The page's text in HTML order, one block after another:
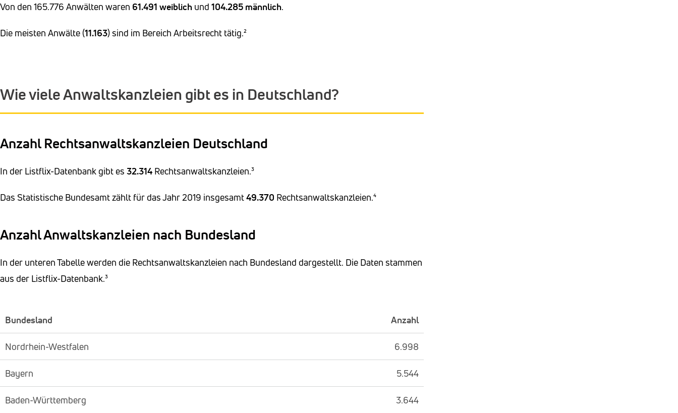
Von den 165.776 Anwälten waren 61.491 weiblich und 104.285 männlich.
Die meisten Anwälte (11.163) sind im Bereich Arbeitsrecht tätig.²
Wie viele Anwaltskanzleien gibt es in Deutschland?
Anzahl Rechtsanwaltskanzleien Deutschland
In der Listflix-Datenbank gibt es 32.314 Rechtsanwaltskanzleien.³
Das Statistische Bundesamt zählt für das Jahr 2019 insgesamt49.370 Rechtsanwaltskanzleien.⁴
Anzahl Anwaltskanzleien nach Bundesland
In der unteren Tabelle werden die Rechtsanwaltskanzleien nach Bundesland dargestellt. Die Daten stammen
aus der Listflix-Datenbank.³
Bundesland Anzahl
Nordrhein-Westfalen 6.998
Bayern 5.544
Baden-Württemberg 3.644